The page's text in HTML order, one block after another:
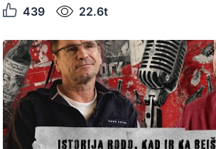
439
22.6t